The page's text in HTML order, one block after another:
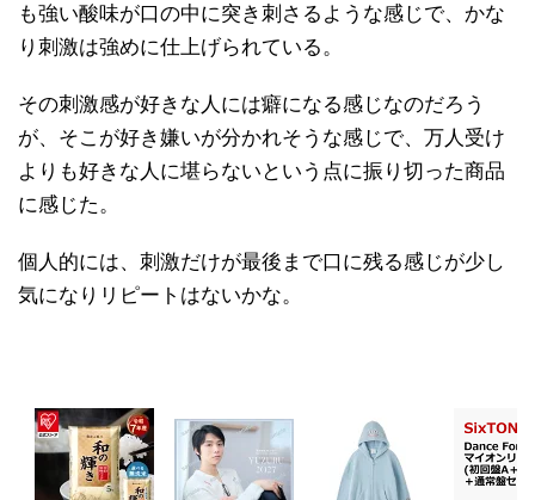
も強い酸味が口の中に突き刺さるような感じで、かな
り刺激は強めに仕上げられている。
その刺激感が好きな人には癖になる感じなのだろう
が、そこが好き嫌いが分かれそうな感じで、万人受け
よりも好きな人に堪らないという点に振り切った商品
に感じた。
個人的には、刺激だけが最後まで口に残る感じが少し
気になりリピートはないかな。